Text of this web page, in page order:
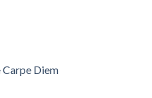
Carpe Diem